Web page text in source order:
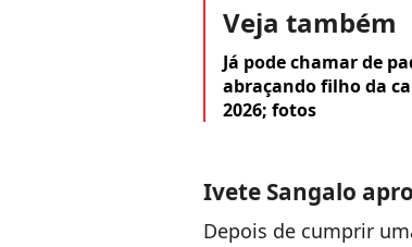
Veja também
Já pode chamar de
abraçando filho da
2026; fotos
Ivete Sangalo
Depois de cumprir